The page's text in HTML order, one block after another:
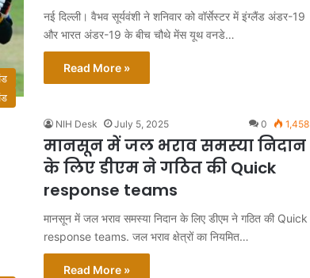
नई दिल्ली। वैभव सूर्यवंशी ने शनिवार को वॉर्सेस्टर में इंग्लैंड अंडर-19
और भारत अंडर-19 के बीच चौथे मेंस यूथ वनडे…
Read More »
NIH Desk July 5, 2025 0 1,458
मानसून में जल भराव समस्या निदान
के लिए डीएम ने गठित की Quick
response teams
मानसून में जल भराव समस्या निदान के लिए डीएम ने गठित की Quick
response teams. जल भराव क्षेत्रों का नियमित…
Read More »